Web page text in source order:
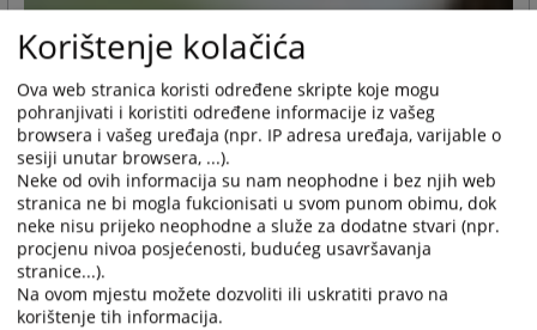
Korištenje kolačića
Ova web stranica koristi određene skripte koje mogu
pohranjivati i koristiti određene informacije iz vašeg
browsera i vašeg uređaja (npr. IP adresa uređaja, varijable o
sesiji unutar browsera, ...).
Neke od ovih informacija su nam neophodne i bez njih web
stranica ne bi mogla fukcionisati u svom punom obimu, dok
neke nisu prijeko neophodne a služe za dodatne stvari (npr.
procjenu nivoa posjećenosti, budućeg usavršavanja
stranice...).
Na ovom mjestu možete dozvoliti ili uskratiti pravo na
korištenje tih informacija.